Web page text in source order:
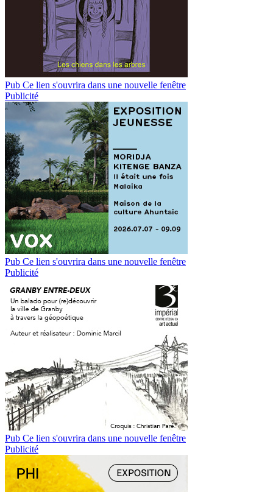
Pub Ce lien s'ouvrira dans une nouvelle fenêtre
Publicité
Pub Ce lien s'ouvrira dans une nouvelle fenêtre
Publicité
Pub Ce lien s'ouvrira dans une nouvelle fenêtre
Publicité